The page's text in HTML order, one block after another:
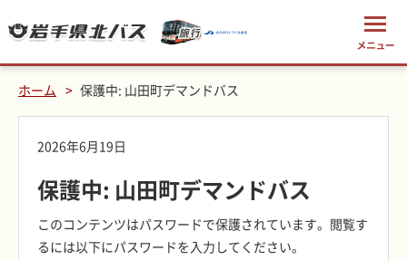
ホーム 保護中: 山田町デマンドバス
2026年6月19日
保護中: 山田町デマンドバス
このコンテンツはパスワードで保護されています。閲覧す
るには以下にパスワードを入力してください。